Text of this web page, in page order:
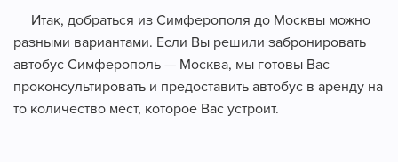
Итак, добраться из Симферополя до Москвы можно
разными вариантами. Если Вы решили забронировать
автобус Симферополь — Москва, мы готовы Вас
проконсультировать и предоставить автобус в аренду на
то количество мест, которое Вас устроит.